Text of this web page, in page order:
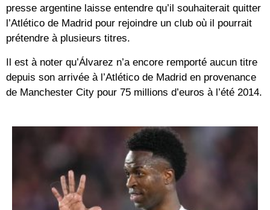
presse argentine laisse entendre qu’il souhaiterait quitter
l’Atlético de Madrid pour rejoindre un club où il pourrait
prétendre à plusieurs titres.
Il est à noter qu’Álvarez n’a encore remporté aucun titre
depuis son arrivée à l’Atlético de Madrid en provenance
de Manchester City pour 75 millions d’euros à l’été 2014.